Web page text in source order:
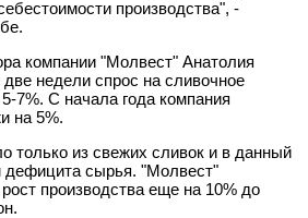
производства", -
компании "Молвест" Анатолия
недели спрос на сливочное
7%. С начала года компания
на 5%.
только из свежих сливок и в данный
дефицита сырья. "Молвест"
производства еще на 10% до